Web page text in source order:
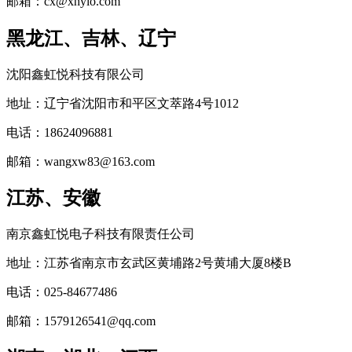
黑龙江、吉林、辽宁
沈阳鑫虹悦科技有限公司
地址：辽宁省沈阳市和平区文萃路4号1012
电话：18624096881
邮箱：wangxw83@163.com
江苏、安徽
南京鑫虹悦电子科技有限责任公司
地址：江苏省南京市玄武区黄埔路2号黄埔大厦8楼B
电话：025-84677486
邮箱：1579126541@qq.com